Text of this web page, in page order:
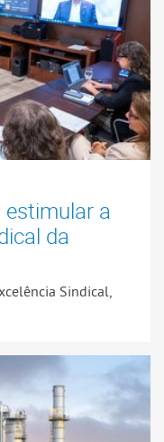
estimular a
da
Sindical,